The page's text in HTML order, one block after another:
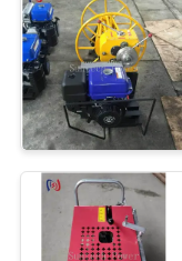
POLÍTICA
DE
torção